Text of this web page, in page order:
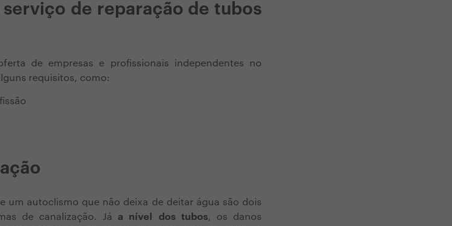
de reparação de tubos
de empresas e profissionais independentes no
requisitos, como:
um autoclismo que não deixa de deitar água são dois
de canalização. Já a nível dos tubos, os danos